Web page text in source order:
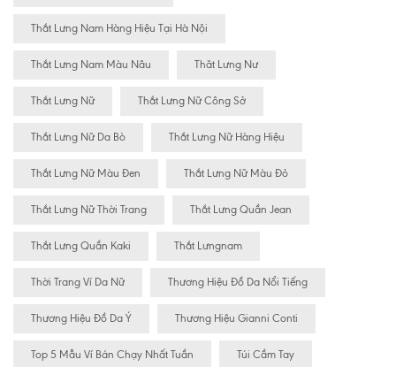
Thắt Lưng Nam Hàng Hiệu Tại Hà Nội
Thắt Lưng Nam Màu Nâu Thăt Lưng Nư
Thắt Lưng Nữ Thắt Lưng Nữ Công Sở
Thắt Lưng Nữ Da Bò Thắt Lưng Nữ Hàng Hiệu
Thắt Lưng Nữ Màu Đen Thắt Lưng Nữ Màu Đỏ
Thắt Lưng Nữ Thời Trang Thắt Lưng Quần Jean
Thắt Lưng Quần Kaki Thắt Lưngnam
Thời Trang Ví Da Nữ Thương Hiệu Đồ Da Nổi Tiếng
Thương Hiệu Đồ Da Ý Thương Hiệu Gianni Conti
Top 5 Mẫu Ví Bán Chạy Nhất Tuần Túi Cầm Tay